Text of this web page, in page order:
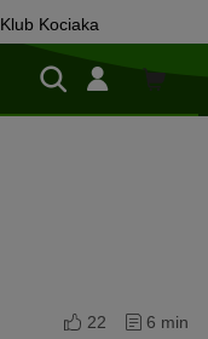
Klub Kociaka
Sklep
22
6 min